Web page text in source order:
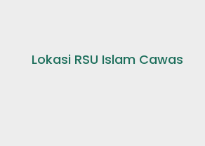
Lokasi RSU Islam Cawas